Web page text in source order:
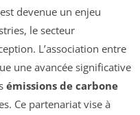
devenue un enjeu
le secteur
L’association entre
une avancée significative
émissions de carbone
Ce partenariat vise à